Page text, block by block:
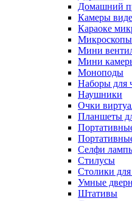
Домашний
Камеры
Караоке
Микроскопы
Мини
Мини
Моноподы
Наборы для
Наушники
Очки
Планшеты
Селфи
Стилусы
Столики для
Умные
Штативы